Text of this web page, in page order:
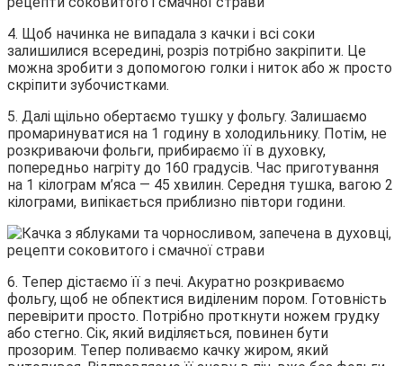
4. Щоб начинка не випадала з качки і всі соки
залишилися всередині, розріз потрібно закріпити. Це
можна зробити з допомогою голки і ниток або ж просто
скріпити зубочистками.
5. Далі щільно обертаємо тушку у фольгу. Залишаємо
промаринуватися на 1 годину в холодильнику. Потім, не
розкриваючи фольги, прибираємо її в духовку,
попередньо нагріту до 160 градусів. Час приготування
на 1 кілограм м’яса — 45 хвилин. Середня тушка, вагою 2
кілограми, випікається приблизно півтори години.
6. Тепер дістаємо її з печі. Акуратно розкриваємо
фольгу, щоб не обпектися виділеним пором. Готовність
перевірити просто. Потрібно проткнути ножем грудку
або стегно. Сік, який виділяється, повинен бути
прозорим. Тепер поливаємо качку жиром, який